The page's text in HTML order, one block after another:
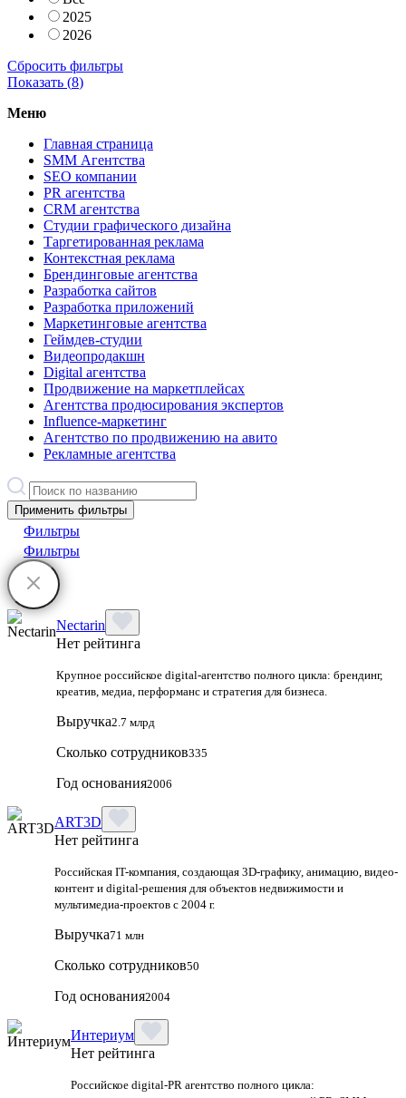
2025
2026
Сбросить фильтры
Показать (8)
Меню
Главная страница
SMM Агентства
SEO компании
PR агентства
CRM агентства
Студии графического дизайна
Таргетированная реклама
Контекстная реклама
Брендинговые агентства
Разработка сайтов
Разработка приложений
Маркетинговые агентства
Геймдев-студии
Видеопродакшн
Digital агентства
Продвижение на маркетплейсах
Агентства продюсирования экспертов
Influence-маркетинг
Агентство по продвижению на авито
Рекламные агентства
Применить фильтры
Фильтры
Фильтры
Nectarin
Нет рейтинга
Крупное российское digital‑агентство полного цикла: брендинг,
креатив, медиа, перформанс и стратегия для бизнеса.
Выручка2.7 млрд
Сколько сотрудников335
Год основания2006
ART3D
Нет рейтинга
Российская IT-компания, создающая 3D-графику, анимацию, видео-
контент и digital-решения для объектов недвижимости и
мультимедиа-проектов с 2004 г.
Выручка71 млн
Сколько сотрудников50
Год основания2004
Интериум
Нет рейтинга
Российское digital-PR агентство полного цикла: